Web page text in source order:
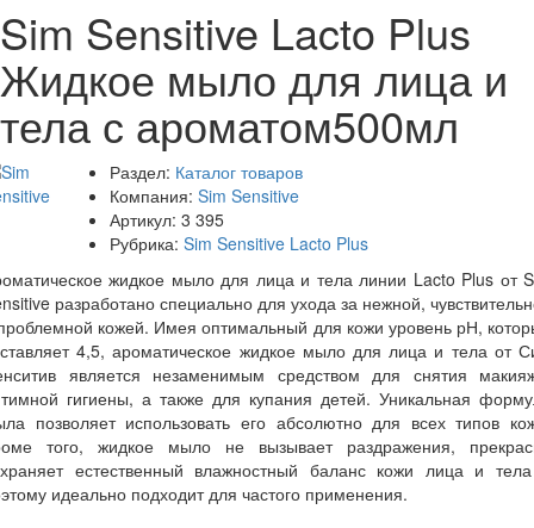
Sim Sensitive Lacto Plus
Жидкое мыло для лица и
тела с ароматом500мл
Раздел: Каталог товаров
Компания: Sim Sensitive
Артикул: 3 395
Рубрика: Sim Sensitive Lacto Plus
жидкое мыло для лица и тела линии Lacto Plus от
разработано специально для ухода за нежной,
кожей. Имея оптимальный для кожи уровень рН,
4,5, ароматическое жидкое мыло для лица и тела от
является незаменимым средством для снятия
гигиены, а также для купания детей. Уникальная
позволяет использовать его абсолютно для всех типов
того, жидкое мыло не вызывает раздражения,
естественный влажностный баланс кожи лица и
идеально подходит для частого применения.